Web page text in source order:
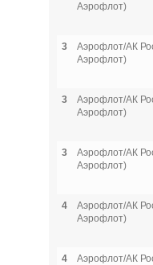
Аэрофлот)
3
Аэрофлот/АК
Аэрофлот)
3
Аэрофлот/АК
Аэрофлот)
3
Аэрофлот/АК
Аэрофлот)
4
Аэрофлот/АК
Аэрофлот)
4
Аэрофлот/АК